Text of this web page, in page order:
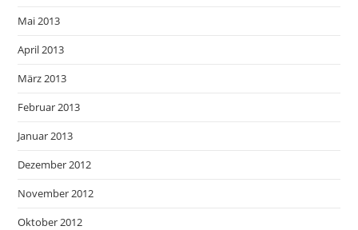
Mai 2013
April 2013
März 2013
Februar 2013
Januar 2013
Dezember 2012
November 2012
Oktober 2012